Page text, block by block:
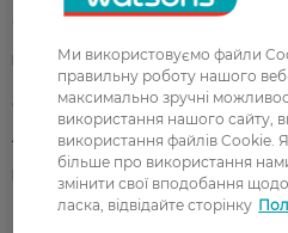
Обличчя
Подарунки
Аксесуари
Ми використовуємо файли
правильну роботу нашого
максимально зручні
використання нашого сайту,
використання файлів Cookie.
більше про використання
змінити свої вподобання
ласка, відвідайте сторінку